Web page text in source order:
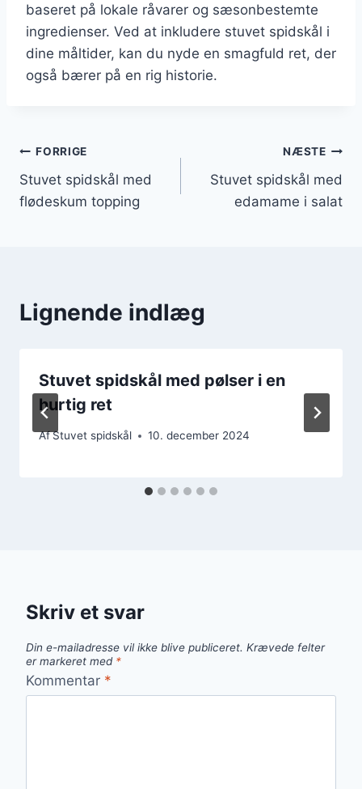
baseret på lokale råvarer og sæsonbestemte
ingredienser. Ved at inkludere stuvet spidskål i
dine måltider, kan du nyde en smagfuld ret, der
også bærer på en rig historie.
Indlægsnavigation
FORRIGE
Stuvet spidskål med
flødeskum topping
NÆSTE
Stuvet spidskål med
edamame i salat
Lignende indlæg
Stuvet spidskål med pølser i en
hurtig ret
AfStuvet spidskål 10. december 2024
Skriv et svar
Din e-mailadresse vil ikke blive publiceret. Krævede felter
er markeret med *
Kommentar *